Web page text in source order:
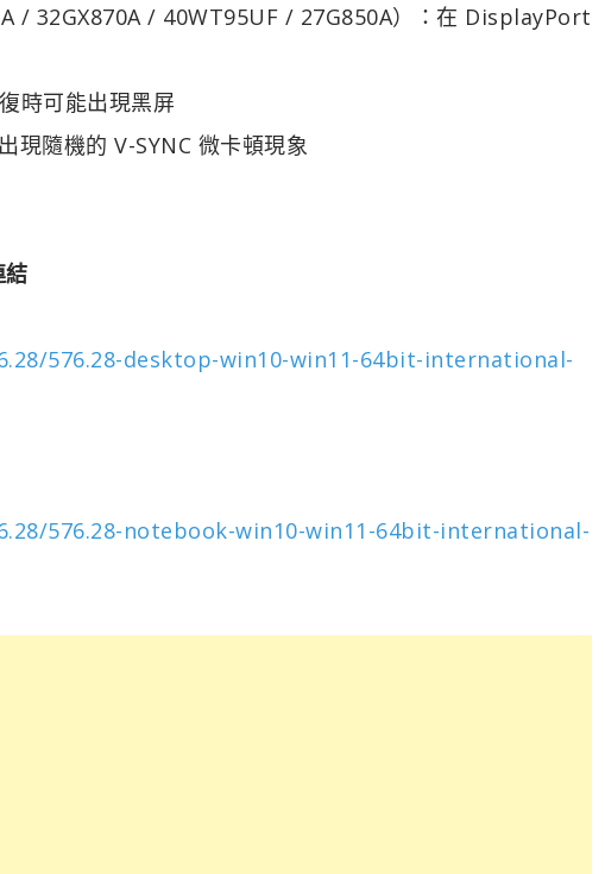
/ 32GX870A / 40WT95UF / 27G850A）：在 DisplayPort
時可能出現黑屏
現隨機的 V-SYNC 微卡頓現象
576.28-desktop-win10-win11-64bit-international-
576.28-notebook-win10-win11-64bit-international-